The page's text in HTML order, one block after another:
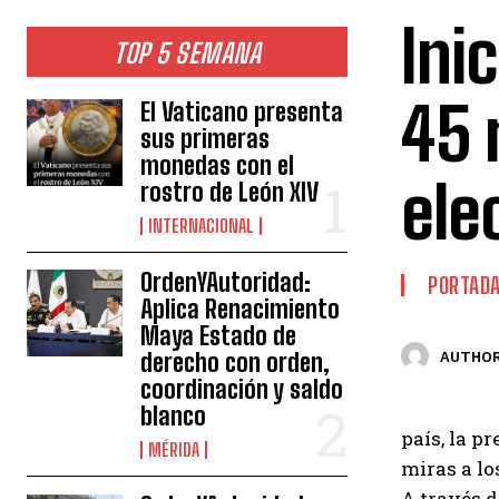
TOP 5 SEMANA
El Vaticano presenta
sus primeras
monedas con el
rostro de León XIV
INTERNACIONAL
OrdenYAutoridad:
Aplica Renacimiento
Maya Estado de
derecho con orden,
coordinación y saldo
blanco
MÉRIDA
45
país, la
miras a